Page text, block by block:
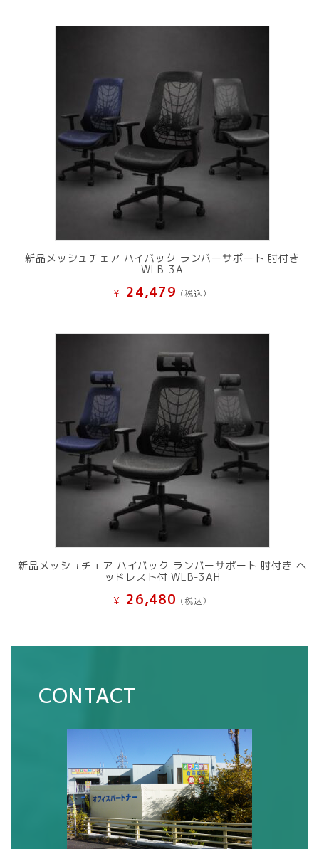
新品メッシュチェア ハイバック ランバーサポート 肘付き
WLB-3A
¥ 24,479 (税込）
新品メッシュチェア ハイバック ランバーサポート 肘付き ヘ
ッドレスト付 WLB-3AH
¥ 26,480 (税込）
CONTACT